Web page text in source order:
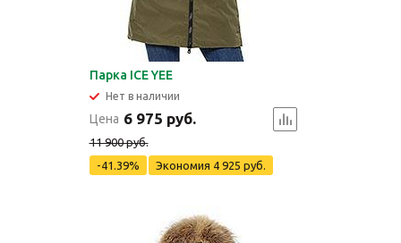
Парка ICE YEE
Нет в наличии
Цена 6 975 руб.
11 900 руб.
-41.39%
Экономия 4 925 руб.